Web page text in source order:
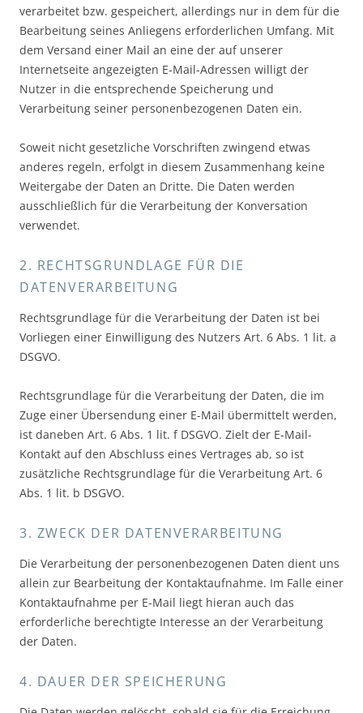
verarbeitet bzw. gespeichert, allerdings nur in dem für die
Bearbeitung seines Anliegens erforderlichen Umfang. Mit
dem Versand einer Mail an eine der auf unserer
Internetseite angezeigten E-Mail-Adressen willigt der
Nutzer in die entsprechende Speicherung und
Verarbeitung seiner personenbezogenen Daten ein.
Soweit nicht gesetzliche Vorschriften zwingend etwas
anderes regeln, erfolgt in diesem Zusammenhang keine
Weitergabe der Daten an Dritte. Die Daten werden
ausschließlich für die Verarbeitung der Konversation
verwendet.
2. RECHTSGRUNDLAGE FÜR DIE
DATENVERARBEITUNG
Rechtsgrundlage für die Verarbeitung der Daten ist bei
Vorliegen einer Einwilligung des Nutzers Art. 6 Abs. 1 lit. a
DSGVO.
Rechtsgrundlage für die Verarbeitung der Daten, die im
Zuge einer Übersendung einer E-Mail übermittelt werden,
ist daneben Art. 6 Abs. 1 lit. f DSGVO. Zielt der E-Mail-
Kontakt auf den Abschluss eines Vertrages ab, so ist
zusätzliche Rechtsgrundlage für die Verarbeitung Art. 6
Abs. 1 lit. b DSGVO.
3. ZWECK DER DATENVERARBEITUNG
Die Verarbeitung der personenbezogenen Daten dient uns
allein zur Bearbeitung der Kontaktaufnahme. Im Falle einer
Kontaktaufnahme per E-Mail liegt hieran auch das
erforderliche berechtigte Interesse an der Verarbeitung
der Daten.
4. DAUER DER SPEICHERUNG